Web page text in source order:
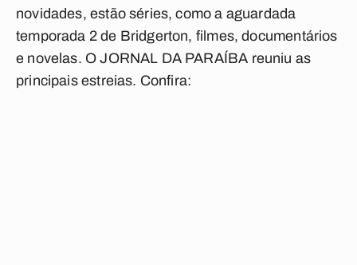
novidades, estão séries, como a aguardada
temporada 2 de Bridgerton, filmes, documentários
e novelas. O JORNAL DA PARAÍBA reuniu as
principais estreias. Confira: